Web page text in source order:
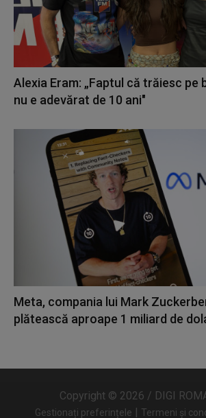
Alexia Eram: „Faptul că trăiesc pe
nu e adevărat de 10 ani"
Meta, compania lui Mark
plătească aproape 1 miliard de
Copyright © 2026 / DIGI
Gestionați preferințele | Termeni și